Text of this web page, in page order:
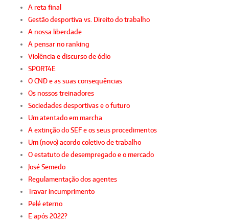
A reta final
Gestão desportiva vs. Direito do trabalho
A nossa liberdade
A pensar no ranking
Violência e discurso de ódio
SPORT4E
O CND e as suas consequências
Os nossos treinadores
Sociedades desportivas e o futuro
Um atentado em marcha
A extinção do SEF e os seus procedimentos
Um (novo) acordo coletivo de trabalho
O estatuto de desempregado e o mercado
José Semedo
Regulamentação dos agentes
Travar incumprimento
Pelé eterno
E após 2022?